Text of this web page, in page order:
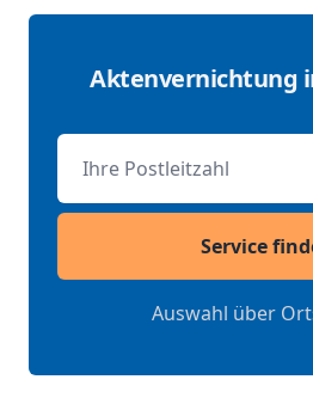
Aktenvernichtung
Postleitzahl
Service
Auswahl über